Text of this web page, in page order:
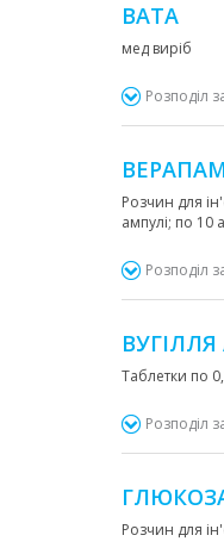
ВАТА
мед виріб
Розподіл
Розчин для
ампулі; по 10
Розподіл
Таблетки по
Розподіл
Розчин для